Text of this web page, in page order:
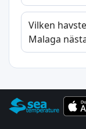
Vilken
Malaga